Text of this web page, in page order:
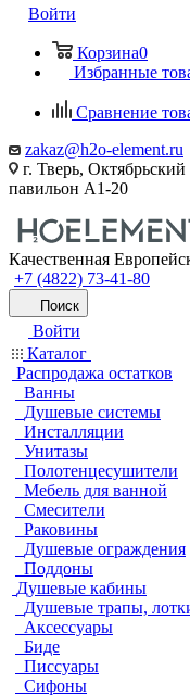
Войти
Корзина0
Избранные
Сравнение
zakaz@h2o-element.ru
г. Тверь,
павильон А1-20
Качественная
+7 (4822) 73-41-80
Поиск
Войти
Каталог
Распродажа остатков
Ванны
Душевые системы
Инсталляции
Унитазы
Полотенцесушители
Мебель для ванной
Смесители
Раковины
Душевые ограждения
Поддоны
Душевые кабины
Душевые трапы,
Аксессуары
Биде
Писсуары
Сифоны